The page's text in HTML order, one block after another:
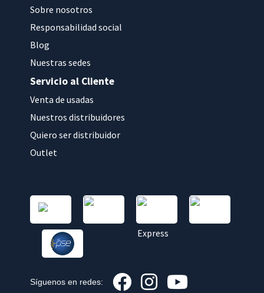
Sobre nosotros
Responsabilidad social
Blog
Nuestras sedes
Servicio al Cliente
Venta de usadas
Nuestros distribuidores
Quiero ser distribuidor
Outlet
Síguenos en redes: